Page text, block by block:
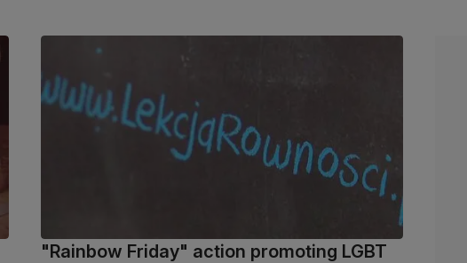
"Rainbow Friday" action promoting LGBT